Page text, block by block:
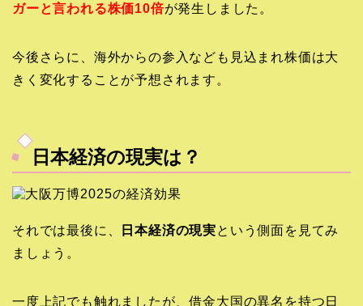
ガーと言われる株価10倍が発生しました。
今後さらに、海外からの参入なども見込まれ株価は大
きく変化することが予想されます。
日本経済の現実は？
それでは最後に、 日本経済の現実という側面を見てみ
ましょう。
一度上記でも触れましたが、借金大国の異名を持つ日